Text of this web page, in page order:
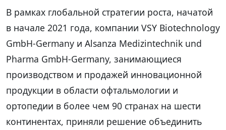
В рамках глобальной стратегии роста, начатой
в начале 2021 года, компании VSY Biotechnology
GmbH-Germany и Alsanza Medizintechnik und
Pharma GmbH-Germany, занимающиеся
производством и продажей инновационной
продукции в области офтальмологии и
ортопедии в более чем 90 странах на шести
континентах, приняли решение объединить